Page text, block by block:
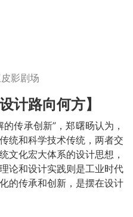
影剧场
计路向何方】
传承创新”，郑曙旸认为，
统和科学技术传统，两者交
文化宏大体系的设计思想，
论和设计实践则是工业时代
的传承和创新，是摆在设计